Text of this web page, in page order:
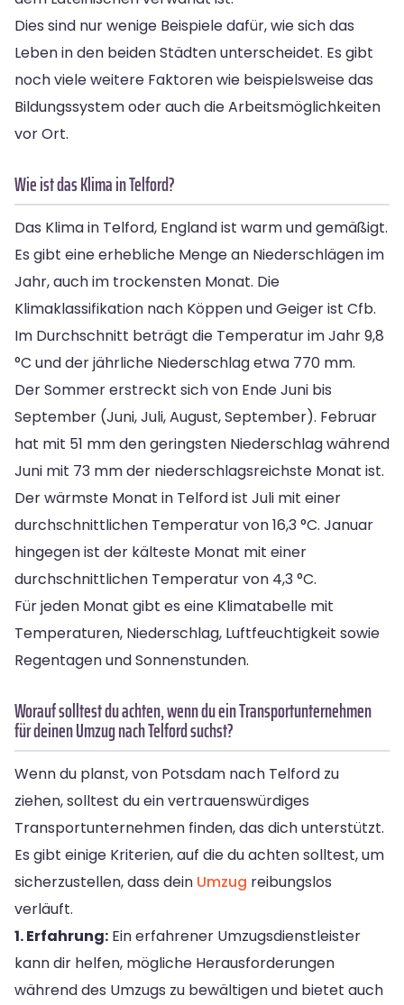
Dies sind nur wenige Beispiele dafür, wie sich das
Leben in den beiden Städten unterscheidet. Es gibt
noch viele weitere Faktoren wie beispielsweise das
Bildungssystem oder auch die Arbeitsmöglichkeiten
vor Ort.
Wie ist das Klima in Telford?
Das Klima in Telford, England ist warm und gemäßigt.
Es gibt eine erhebliche Menge an Niederschlägen im
Jahr, auch im trockensten Monat. Die
Klimaklassifikation nach Köppen und Geiger ist Cfb.
Im Durchschnitt beträgt die Temperatur im Jahr 9,8
°C und der jährliche Niederschlag etwa 770 mm.
Der Sommer erstreckt sich von Ende Juni bis
September (Juni, Juli, August, September). Februar
hat mit 51 mm den geringsten Niederschlag während
Juni mit 73 mm der niederschlagsreichste Monat ist.
Der wärmste Monat in Telford ist Juli mit einer
durchschnittlichen Temperatur von 16,3 °C. Januar
hingegen ist der kälteste Monat mit einer
durchschnittlichen Temperatur von 4,3 °C.
Für jeden Monat gibt es eine Klimatabelle mit
Temperaturen, Niederschlag, Luftfeuchtigkeit sowie
Regentagen und Sonnenstunden.
Worauf solltest du achten, wenn du ein Transportunternehmen
für deinen Umzug nach Telford suchst?
Wenn du planst, von Potsdam nach Telford zu
ziehen, solltest du ein vertrauenswürdiges
Transportunternehmen finden, das dich unterstützt.
Es gibt einige Kriterien, auf die du achten solltest, um
sicherzustellen, dass dein Umzug reibungslos
verläuft.
1. Erfahrung: Ein erfahrener Umzugsdienstleister
kann dir helfen, mögliche Herausforderungen
während des Umzugs zu bewältigen und bietet auch